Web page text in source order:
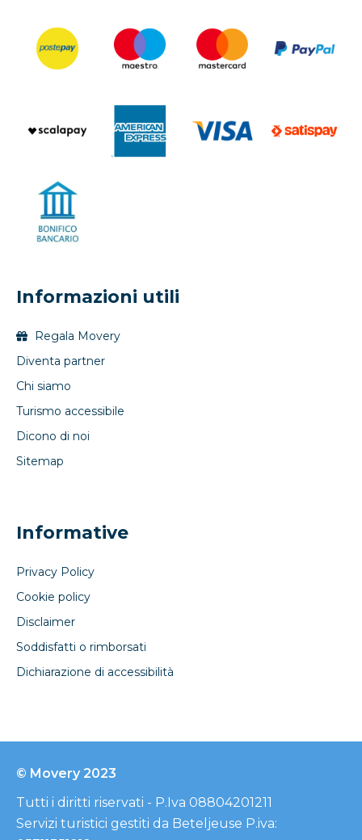
Informazioni utili
Regala Movery
Diventa partner
Chi siamo
Turismo accessibile
Dicono di noi
Sitemap
Informative
Privacy Policy
Cookie policy
Disclaimer
Soddisfatti o rimborsati
Dichiarazione di accessibilità
© Movery 2023
Tutti i diritti riservati - P.Iva 08804201211
Servizi turistici gestiti da Beteljeuse P.iva: